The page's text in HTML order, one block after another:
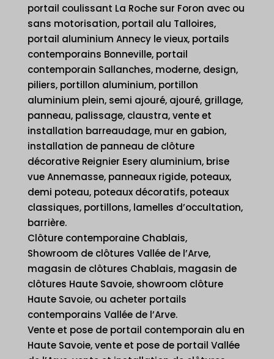
portail coulissant La Roche sur Foron avec ou
sans motorisation, portail alu Talloires,
portail aluminium Annecy le vieux, portails
contemporains Bonneville, portail
contemporain Sallanches, moderne, design,
piliers, portillon aluminium, portillon
aluminium plein, semi ajouré, ajouré, grillage,
panneau, palissage, claustra, vente et
installation barreaudage, mur en gabion,
installation de panneau de clôture
décorative Reignier Esery aluminium, brise
vue Annemasse, panneaux rigide, poteaux,
demi poteau, poteaux décoratifs, poteaux
classiques, portillons, lamelles d’occultation,
barrière.
Clôture contemporaine Chablais,
Showroom de clôtures Vallée de l’Arve,
magasin de clôtures Chablais, magasin de
clôtures Haute Savoie, showroom clôture
Haute Savoie, ou acheter portails
contemporains Vallée de l’Arve.
Vente et pose de portail contemporain alu en
Haute Savoie, vente et pose de portail Vallée